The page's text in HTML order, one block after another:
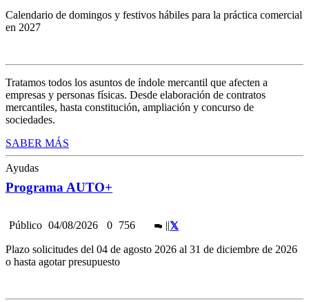
Calendario de domingos y festivos hábiles para la práctica comercial
en 2027
Tratamos todos los asuntos de índole mercantil que afecten a
empresas y personas físicas. Desde elaboración de contratos
mercantiles, hasta constitución, ampliación y concurso de
sociedades.
SABER MÁS
Ayudas
Programa AUTO+
Público 04/08/2026 0 756 ||
Plazo solicitudes del 04 de agosto 2026 al 31 de diciembre de 2026
o hasta agotar presupuesto